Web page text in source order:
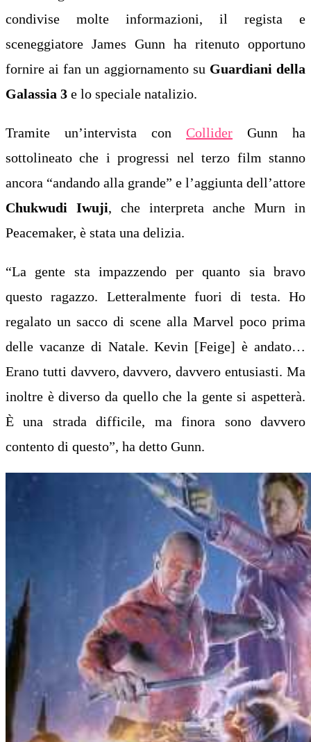
condivise molte informazioni, il regista e
sceneggiatore James Gunn ha ritenuto opportuno
fornire ai fan un aggiornamento su Guardiani della
Galassia 3 e lo speciale natalizio.
Tramite un’intervista con Collider Gunn ha
sottolineato che i progressi nel terzo film stanno
ancora “andando alla grande” e l’aggiunta dell’attore
Chukwudi Iwuji, che interpreta anche Murn in
Peacemaker, è stata una delizia.
“La gente sta impazzendo per quanto sia bravo
questo ragazzo. Letteralmente fuori di testa. Ho
regalato un sacco di scene alla Marvel poco prima
delle vacanze di Natale. Kevin [Feige] è andato…
Erano tutti davvero, davvero, davvero entusiasti. Ma
inoltre è diverso da quello che la gente si aspetterà.
È una strada difficile, ma finora sono davvero
contento di questo”, ha detto Gunn.